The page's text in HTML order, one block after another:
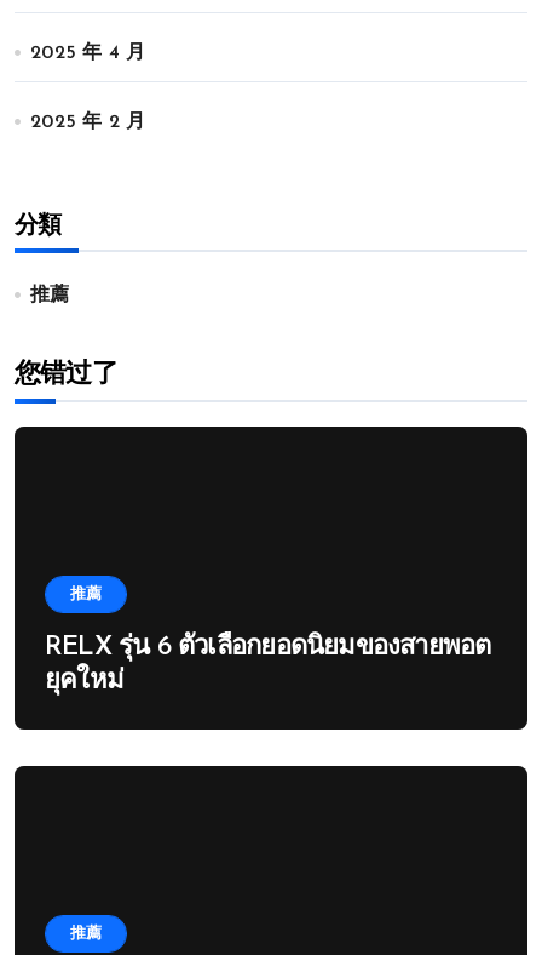
2025 年 4 月
2025 年 2 月
分類
推薦
您错过了
推薦
RELX รุ่น 6 ตัวเลือกยอดนิยมของสายพอต
ยุคใหม่
推薦